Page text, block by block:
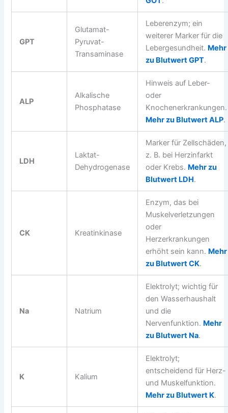
GPT
Glutamat-
Pyruvat-
Transaminase
Leberenzym; ein
weiterer Marker für die
Lebergesundheit. Mehr
zu Blutwert GPT.
ALP
Alkalische
Phosphatase
Hinweis auf Leber-
oder
Knochenerkrankungen.
Mehr zu Blutwert ALP.
LDH
Laktat-
Dehydrogenase
Marker für Zellschäden,
z. B. bei Herzinfarkt
oder Krebs. Mehr zu
Blutwert LDH.
CK Kreatinkinase
Enzym, das bei
Muskelverletzungen
oder
Herzerkrankungen
erhöht sein kann. Mehr
zu Blutwert CK.
Na Natrium
Elektrolyt; wichtig für
den Wasserhaushalt
und die
Nervenfunktion. Mehr
zu Blutwert Na.
K Kalium
Elektrolyt;
entscheidend für Herz-
und Muskelfunktion.
Mehr zu Blutwert K.